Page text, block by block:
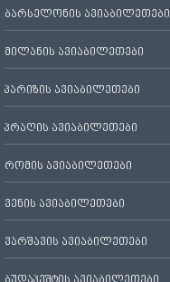
ბარსელონის ავიაბილეთები
მილანის ავიაბილეთები
პარიზის ავიაბილეთები
პრაღის ავიაბილეთები
რომის ავიაბილეთები
ვენის ავიაბილეთები
ვარშავის ავიაბილეთები